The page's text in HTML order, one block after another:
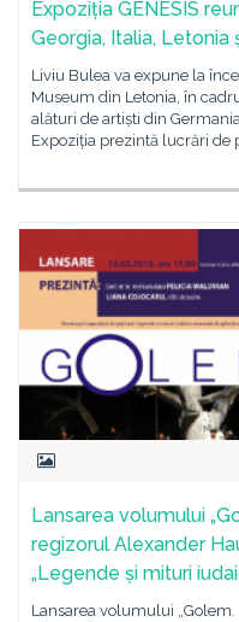
Expoziția GENESIS
Georgia, Italia, Letonia
Liviu Bulea va expune la
Museum din Letonia, în
alături de artiști din
Expoziția prezintă lucrări de
Lansarea volumului
regizorul Alexander
„Legende și mituri
Lansarea volumului